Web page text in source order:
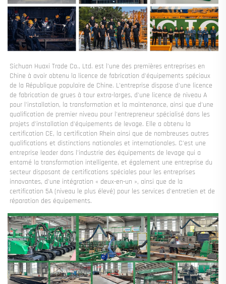
Sichuan Huaxi Trade Co., Ltd. est l'une des premières entreprises en
Chine à avoir obtenu la licence de fabrication d'équipements spéciaux
de la République populaire de Chine. L'entreprise dispose d'une licence
de fabrication de grues à tour extra-larges, d'une licence de niveau A
pour l'installation, la transformation et la maintenance, ainsi que d'une
qualification de premier niveau pour l'entrepreneur spécialisé dans les
projets d'installation d'équipements de levage. Elle a obtenu la
certification CE, la certification Rhein ainsi que de nombreuses autres
qualifications et distinctions nationales et internationales. C'est une
entreprise leader dans l'industrie des équipements de levage qui a
entamé la transformation intelligente, et également une entreprise du
secteur disposant de certifications spéciales pour les entreprises
innovantes, d'une intégration « deux-en-un », ainsi que de la
certification 5A (niveau le plus élevé) pour les services d'entretien et de
réparation des équipements.